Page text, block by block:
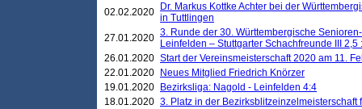
02.02.2020
Dr. Markus Kottke Achter bei der
in Tuttlingen
27.01.2020 3. Runde der 30. Württembergische
Leinfelden – Stuttgarter Schachfreunde III 2,5
26.01.2020 Start der Vereinsmeisterschaft 2020 am 11.
22.01.2020
Neues Mitglied Friedrich Knörzer
19.01.2020
Bezirksliga: Nagold - Leinfelden 4:4
18.01.2020 3. Platz in der Bezirksblitzeinzelmeisterschaft